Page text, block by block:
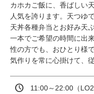
カホカご飯に、香ばしい
人気を誇ります。天つゆ
天丼各種弁当とお好み天
一本でご希望の時間に出
性の方でも、おひとり様
気作りを常に心掛けて、
11:00～22:00（